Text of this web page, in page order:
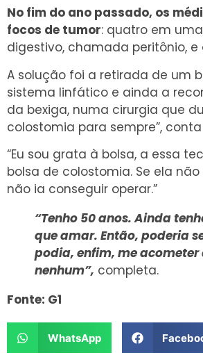
No fim do ano passado, os
focos de tumor: quatro em
digestivo, chamada peritônio,
A solução foi a retirada de um
sistema linfático e ainda a
da bexiga, numa cirurgia que
colostomia para sempre”, conta
“Eu sou grata à bolsa, a essa
bolsa de colostomia. Se ela
não ia conseguir operar.”
“Tenho 50 anos. Ainda
que amar. Então, poderia
podia, enfim, me acometer
nenhum”, completa.
Fonte: G1
WhatsApp